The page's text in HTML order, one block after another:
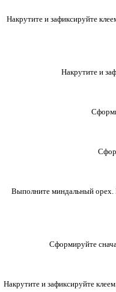
Накрутите и зафиксируйте
Накрутите и
Выполните миндальный орех.
Сформируйте
Накрутите и зафиксируйте